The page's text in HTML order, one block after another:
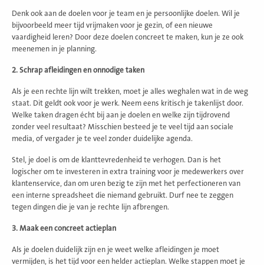
Denk ook aan de doelen voor je team en je persoonlijke doelen. Wil je
bijvoorbeeld meer tijd vrijmaken voor je gezin, of een nieuwe
vaardigheid leren? Door deze doelen concreet te maken, kun je ze ook
meenemen in je planning.
2. Schrap afleidingen en onnodige taken
Als je een rechte lijn wilt trekken, moet je alles weghalen wat in de weg
staat. Dit geldt ook voor je werk. Neem eens kritisch je takenlijst door.
Welke taken dragen écht bij aan je doelen en welke zijn tijdrovend
zonder veel resultaat? Misschien besteed je te veel tijd aan sociale
media, of vergader je te veel zonder duidelijke agenda.
Stel, je doel is om de klanttevredenheid te verhogen. Dan is het
logischer om te investeren in extra training voor je medewerkers over
klantenservice, dan om uren bezig te zijn met het perfectioneren van
een interne spreadsheet die niemand gebruikt. Durf nee te zeggen
tegen dingen die je van je rechte lijn afbrengen.
3. Maak een concreet actieplan
Als je doelen duidelijk zijn en je weet welke afleidingen je moet
vermijden, is het tijd voor een helder actieplan. Welke stappen moet je